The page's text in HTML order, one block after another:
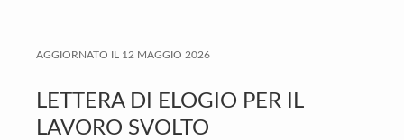
i
n
i
m
o
t
AGGIORNATO IL 12 MAGGIO 2026
LETTERA DI ELOGIO PER IL
LAVORO SVOLTO